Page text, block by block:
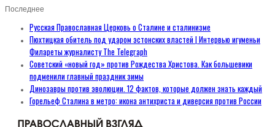
Последнее
Русская Православная Церковь о Сталине и сталинизме
Пюхтицкая обитель под ударом эстонских властей | Интервью игуменьи
Филареты журналисту The Telegraph
Советский «новый год» против Рождества Христова. Как большевики
подменили главный праздник зимы
Динозавры против эволюции. 12 фактов, которые должен знать каждый
Горельеф Сталина в метро: икона антихриста и диверсия против России